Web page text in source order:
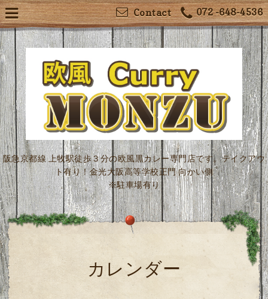
072 -648-4536
Contact
阪急京都線 上牧駅徒歩３分の欧風黒カレー専門店です。テイクアウ
ト有り！金光大阪高等学校正門 向かい側
※駐車場有り
カレンダー